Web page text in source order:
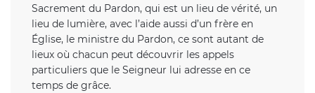
Sacrement du Pardon, qui est un lieu de vérité, un
lieu de lumière, avec l’aide aussi d’un frère en
Église, le ministre du Pardon, ce sont autant de
lieux où chacun peut découvrir les appels
particuliers que le Seigneur lui adresse en ce
temps de grâce.